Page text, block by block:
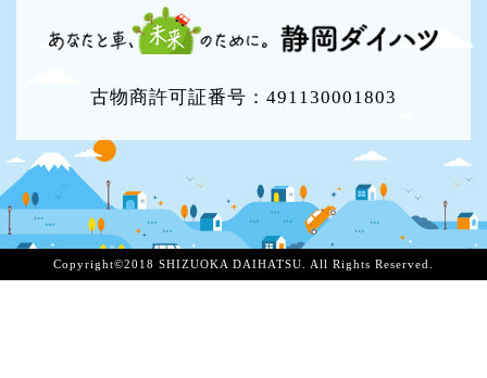
古物商許可証番号：491130001803
Copyright©2018 SHIZUOKA DAIHATSU. All Rights Reserved.